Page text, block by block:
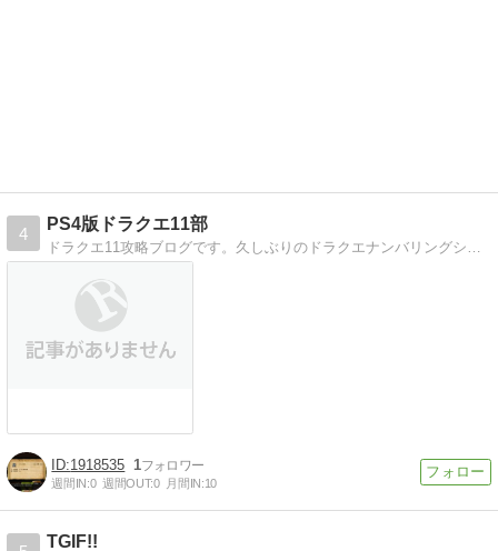
4
PS4版ドラクエ11部
1918535 1
週間IN:0 週間OUT:0 月間IN:10
TGIF!!